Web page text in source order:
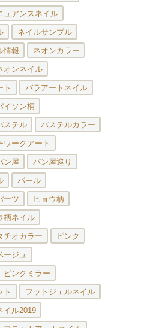
ュアンスネイル
ネイルサンプル
情報 ネオンカラー
オンネイル
ト バラアートネイル
イソン柄
ステル パステルカラー
ワークアート
ン屋 パン屋巡り
パール
ーツ ヒョウ柄
柄ネイル
チオカラー ピンク
ージュ
ピンクミラー
ト フットジェルネイル
イル2019